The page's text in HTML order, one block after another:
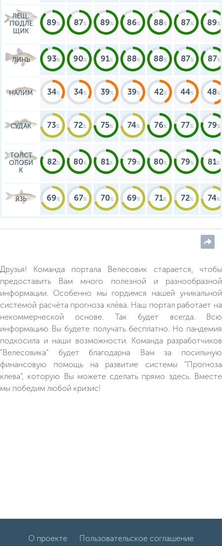
ЛЕЩ,
ПОДЛЕ
ЩИК
89 87 89 86 88 87 89
ЛИНЬ 93 90 91 88 88 87 87
НАЛИМ 34 34 39 39 42 44 48
СУДАК 73 72 75 74 76 77 79
ТОЛСТ
ОЛОБИ
К
82 80 81 79 80 79 81
ЯЗЬ 69 67 70 69 71 72 74
Друзья! Команда портала Велесовик старается, чтобы
предоставить Вам много полезной и разнообразной
информации. Особенно мы гордимся нашей уникальной
системой расчёта прогноза клёва. Наш портал работает на
некоммерческой основе. Так будет всегда. Всю
информацию Вы будете получать бесплатно. Но пандемия
подкосила и наши возможности. Команда разработчиков
"Велесовика" будет благодарна Вам за посильную
финансовую помощь на развитие системы "Прогноза
клева", которую Вы можете сделать прямо здесь. Вместе
мы победим любой кризис!
О проекте Пользовательское соглашение